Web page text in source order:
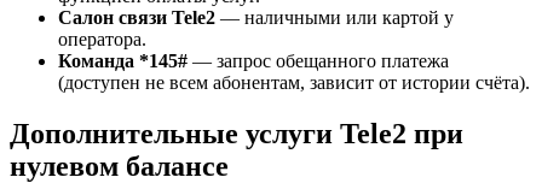
Салон связи Tele2 — наличными или картой у
оператора.
Команда *145# — запрос обещанного платежа
(доступен не всем абонентам, зависит от истории счёта).
Дополнительные услуги Tele2 при
нулевом балансе